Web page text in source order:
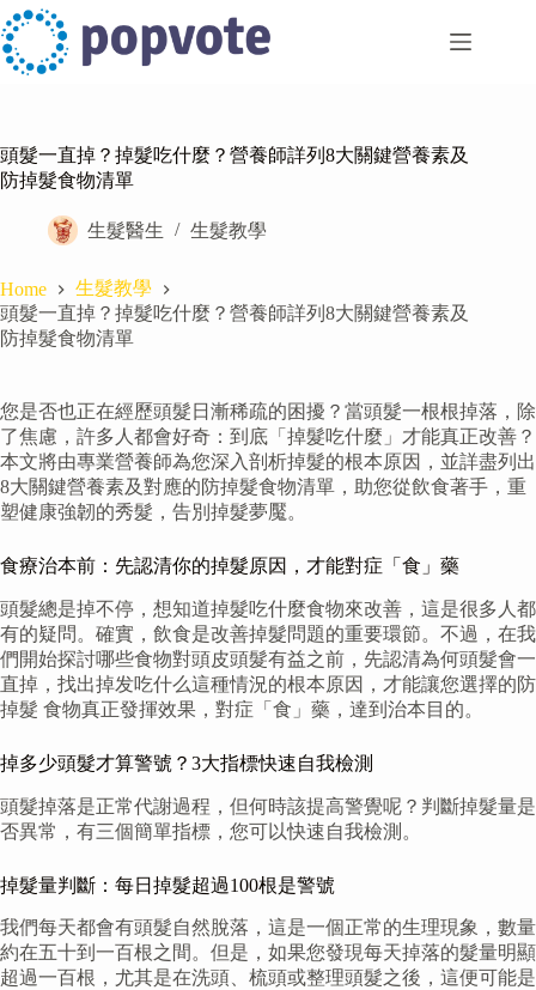
Skip
to
content
頭髮一直掉？掉髮吃什麼？營養師詳列8大關鍵營養素及
防掉髮食物清單
生髮醫生 生髮教學
Home
生髮教學
頭髮一直掉？掉髮吃什麼？營養師詳列8大關鍵營養素及
防掉髮食物清單
您是否也正在經歷頭髮日漸稀疏的困擾？當頭髮一根根掉落，除
了焦慮，許多人都會好奇：到底「掉髮吃什麼」才能真正改善？
本文將由專業營養師為您深入剖析掉髮的根本原因，並詳盡列出
8大關鍵營養素及對應的防掉髮食物清單，助您從飲食著手，重
塑健康強韌的秀髮，告別掉髮夢魘。
食療治本前：先認清你的掉髮原因，才能對症「食」藥
頭髮總是掉不停，想知道掉髮吃什麼食物來改善，這是很多人都
有的疑問。確實，飲食是改善掉髮問題的重要環節。不過，在我
們開始探討哪些食物對頭皮頭髮有益之前，先認清為何頭髮會一
直掉，找出掉发吃什么這種情況的根本原因，才能讓您選擇的防
掉髮 食物真正發揮效果，對症「食」藥，達到治本目的。
掉多少頭髮才算警號？3大指標快速自我檢測
頭髮掉落是正常代謝過程，但何時該提高警覺呢？判斷掉髮量是
否異常，有三個簡單指標，您可以快速自我檢測。
掉髮量判斷：每日掉髮超過100根是警號
我們每天都會有頭髮自然脫落，這是一個正常的生理現象，數量
約在五十到一百根之間。但是，如果您發現每天掉落的髮量明顯
超過一百根，尤其是在洗頭、梳頭或整理頭髮之後，這便可能是